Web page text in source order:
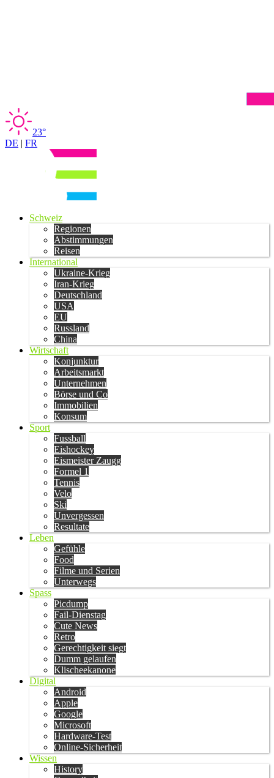
23°
DE | FR
Schweiz
Regionen
Abstimmungen
Reisen
International
Ukraine-Krieg
Iran-Krieg
Deutschland
USA
EU
Russland
China
Wirtschaft
Konjunktur
Arbeitsmarkt
Unternehmen
Börse und Co
Immobilien
Konsum
Sport
Fussball
Eishockey
Eismeister Zaugg
Formel 1
Tennis
Velo
Ski
Unvergessen
Resultate
Leben
Gefühle
Food
Filme und Serien
Unterwegs
Spass
Picdump
Fail-Dienstag
Cute News
Retro
Gerechtigkeit siegt
Dumm gelaufen
Klischeekanone
Digital
Android
Apple
Google
Microsoft
Hardware-Test
Online-Sicherheit
Wissen
History